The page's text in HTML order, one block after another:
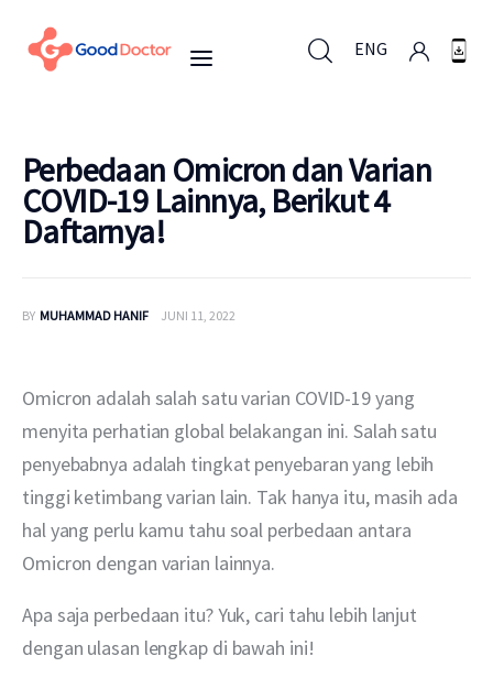
ENG
ENG
Untuk Bisnis
Layanan
Perbedaan Omicron dan Varian
COVID-19 Lainnya, Berikut 4
Daftarnya!
BY MUHAMMAD HANIF JUNI 11, 2022
Omicron adalah salah satu varian COVID-19 yang
menyita perhatian global belakangan ini. Salah satu
penyebabnya adalah tingkat penyebaran yang lebih
tinggi ketimbang varian lain. Tak hanya itu, masih ada
hal yang perlu kamu tahu soal perbedaan antara
Omicron dengan varian lainnya.
Apa saja perbedaan itu? Yuk, cari tahu lebih lanjut
dengan ulasan lengkap di bawah ini!